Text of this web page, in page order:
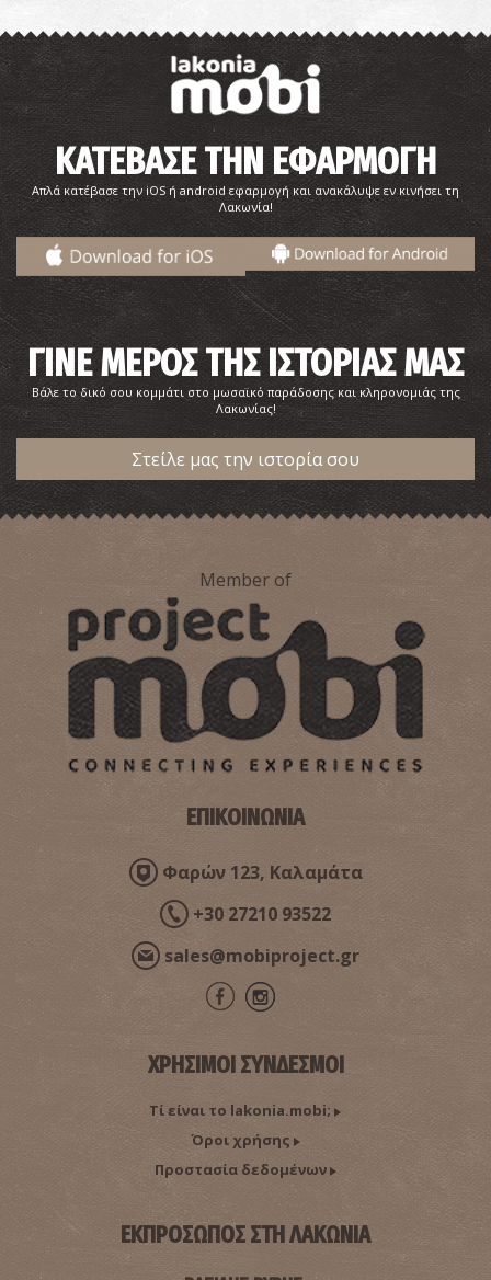
ΚΑΤΕΒΑΣΕ ΤΗΝ ΕΦΑΡΜΟΓΗ
Απλά κατέβασε την iOS ή android εφαρμογή και ανακάλυψε εν κινήσει τη
Λακωνία!
ΓΙΝΕ ΜΕΡΟΣ ΤΗΣ ΙΣΤΟΡΙΑΣ ΜΑΣ
Βάλε το δικό σου κομμάτι στο μωσαϊκό παράδοσης και κληρονομιάς της
Λακωνίας!
Στείλε μας την ιστορία σου
Member of
ΕΠΙΚΟΙΝΩΝΙΑ
Φαρών 123, Καλαμάτα
+30 27210 93522
sales@mobiproject.gr
ΧΡΗΣΙΜΟΙ ΣΥΝΔΕΣΜΟΙ
Τί είναι το lakonia.mobi;
Όροι χρήσης
Προστασία δεδομένων
ΕΚΠΡΟΣΩΠΟΣ ΣΤΗ ΛΑΚΩΝΙΑ